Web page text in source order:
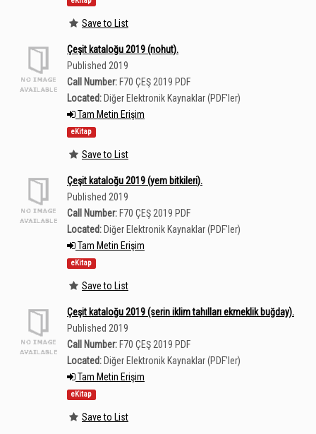
Save to List
Çeşit kataloğu 2019 (nohut).
Published 2019
Call Number: F70 ÇEŞ 2019 PDF
Located: Diğer Elektronik Kaynaklar (PDF'ler)
Tam Metin Erişim
eKitap
Save to List
Çeşit kataloğu 2019 (yem bitkileri).
Published 2019
Call Number: F70 ÇEŞ 2019 PDF
Located: Diğer Elektronik Kaynaklar (PDF'ler)
Tam Metin Erişim
eKitap
Save to List
Çeşit kataloğu 2019 (serin iklim tahılları ekmeklik buğday).
Published 2019
Call Number: F70 ÇEŞ 2019 PDF
Located: Diğer Elektronik Kaynaklar (PDF'ler)
Tam Metin Erişim
eKitap
Save to List